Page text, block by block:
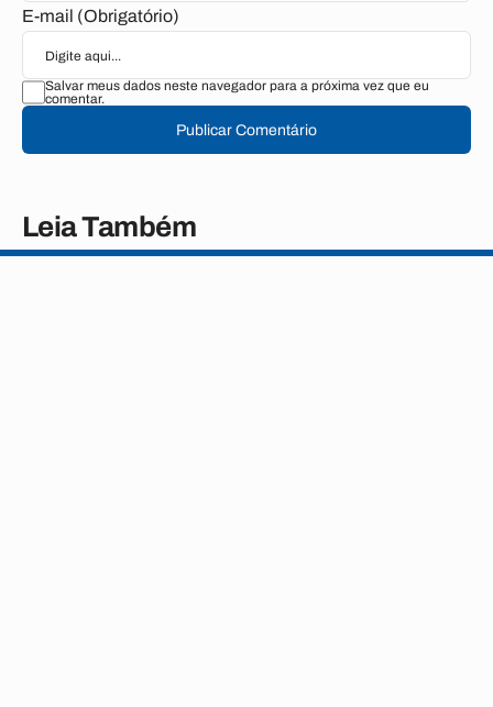
E-mail (Obrigatório)
Salvar meus dados neste navegador para a próxima vez que eu
comentar.
Publicar Comentário
Leia Também